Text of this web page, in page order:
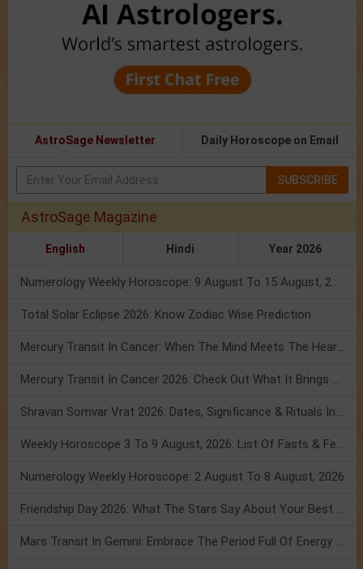
AstroSage Newsletter Daily Horoscope on Email
SUBSCRIBE
AstroSage Magazine
English Hindi Year 2026
Numerology Weekly Horoscope: 9 August To 15 August, 2026
Total Solar Eclipse 2026: Know Zodiac Wise Prediction
Mercury Transit In Cancer: When The Mind Meets The Heart!
Mercury Transit In Cancer 2026: Check Out What It Brings For You
Shravan Somvar Vrat 2026: Dates, Significance & Rituals In August
Weekly Horoscope 3 To 9 August, 2026: List Of Fasts & Festivals
Numerology Weekly Horoscope: 2 August To 8 August, 2026
Friendship Day 2026: What The Stars Say About Your Best Friend!
Mars Transit In Gemini: Embrace The Period Full Of Energy & Intelligence